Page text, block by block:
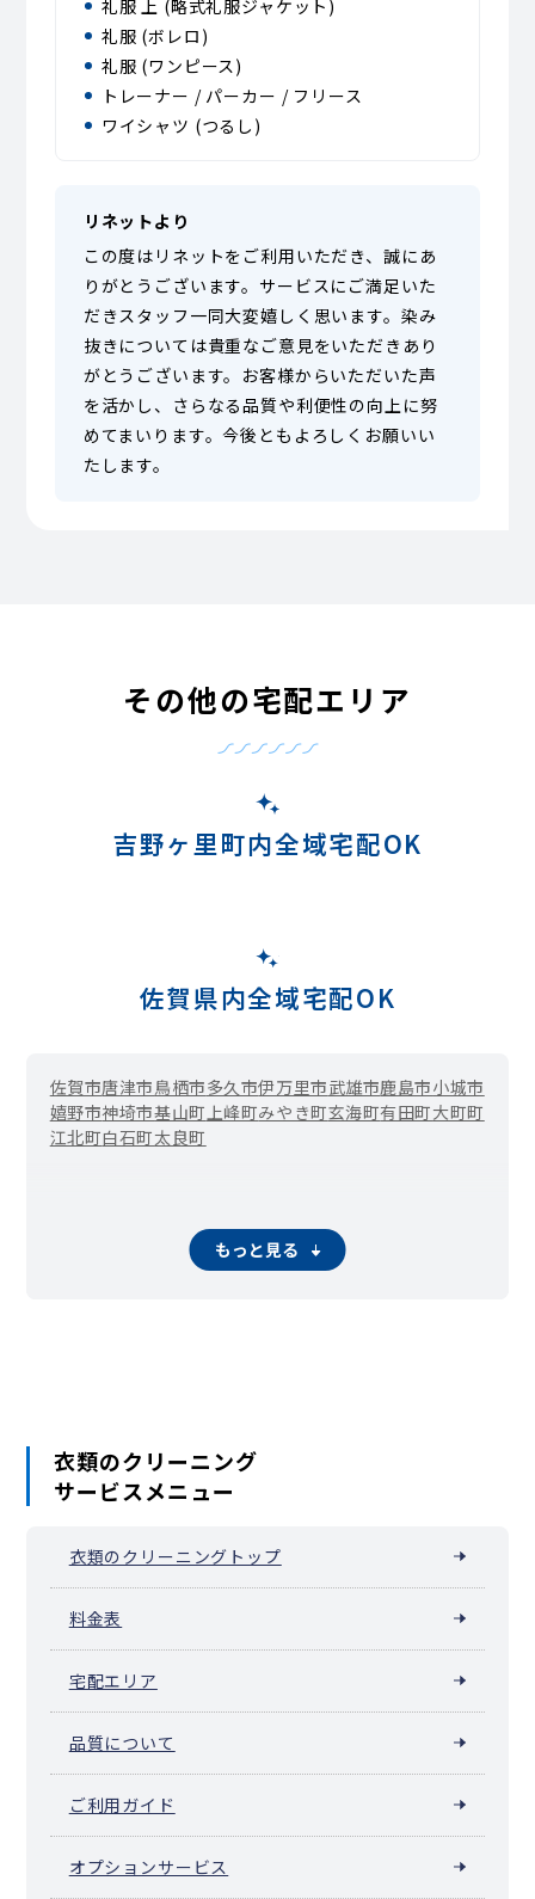
礼服 上 (略式礼服ジャケット)
礼服 (ボレロ)
礼服 (ワンピース)
トレーナー / パーカー / フリース
ワイシャツ (つるし)
リネットより
この度はリネットをご利用いただき、誠にあ
りがとうございます。サービスにご満足いた
だきスタッフ一同大変嬉しく思います。染み
抜きについては貴重なご意見をいただきあり
がとうございます。お客様からいただいた声
を活かし、さらなる品質や利便性の向上に努
めてまいります。今後ともよろしくお願いい
たします。
その他の宅配エリア
吉野ヶ里町内全域宅配OK
佐賀県内全域宅配OK
佐賀市唐津市鳥栖市多久市伊万里市武雄市鹿島市小城市
嬉野市神埼市基山町 上峰町みやき町玄海町有田町大町町
江北町白石町太良町
もっと見る
衣類のクリーニング
サービスメニュー
衣類のクリーニングトップ
料金表
宅配エリア
品質について
ご利用ガイド
オプションサービス